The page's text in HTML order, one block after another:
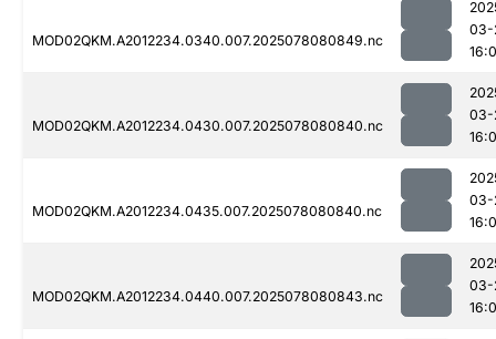
MOD02QKM.A2012234.0340.007.2025078080849.nc
03-
MOD02QKM.A2012234.0430.007.2025078080840.nc
03-
MOD02QKM.A2012234.0435.007.2025078080840.nc
03-
MOD02QKM.A2012234.0440.007.2025078080843.nc
03-